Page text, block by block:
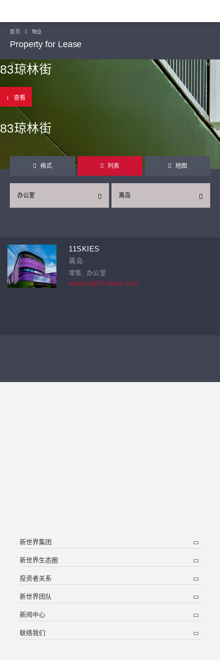
首页 物业
Property for Lease
83琼林街
查看
83琼林街
格式 列表 地图
离岛
办公室
11SKIES
离岛
零售, 办公室
enquiry@11-skies.com
新世界集团
新世界生态圈
投资者关系
新世界团队
新闻中心
联络我们